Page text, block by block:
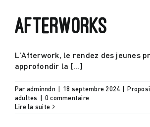
Afterworks
L'Afterwork, le rendez des jeunes
approfondir la [...]
Paradminndn | 18 septembre 2024 |
adultes | 0 commentaire
Lire la suite